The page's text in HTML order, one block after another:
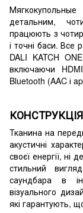
детальним,
працюють з
і точні баси. Все
DALI KATCH
включаючи
Bluetooth (AAC і
КОНСТРУКЦІЯ
Тканина на
акустичні
своєї енергії, ні
стильний
саундбара в
візуального
які гарантують,